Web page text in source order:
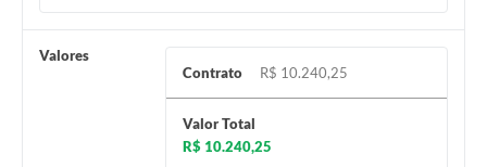
Valores
Contrato
R$ 10.240,25
Valor Total
R$ 10.240,25